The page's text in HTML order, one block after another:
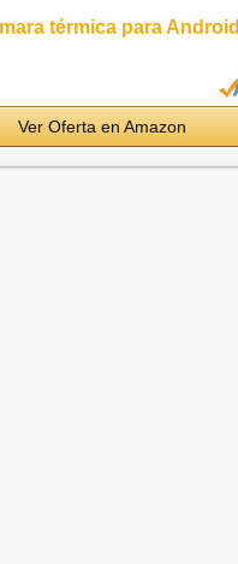
térmica para Android
Ver Oferta en Amazon